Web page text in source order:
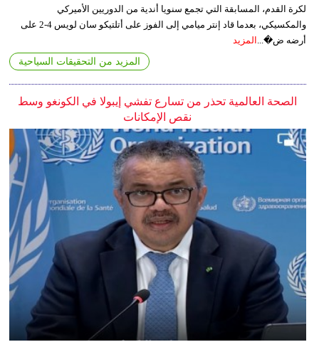
لكرة القدم، المسابقة التي تجمع سنويا أندية من الدوريين الأميركي
والمكسيكي، بعدما قاد إنتر ميامي إلى الفوز على أتلتيكو سان لويس 4-2 على
أرضه ض�...
المزيد
المزيد من التحقيقات السياحية
الصحة العالمية تحذر من تسارع تفشي إيبولا في الكونغو وسط
نقص الإمكانات